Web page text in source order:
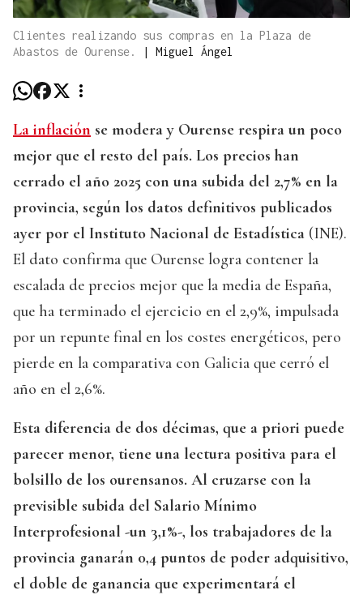
Clientes realizando sus compras en la Plaza de
Abastos de Ourense.
| Miguel Ángel
La inflación se modera y Ourense respira un poco
mejor que el resto del país. Los precios han
cerrado el año 2025 con una subida del 2,7% en la
provincia, según los datos definitivos publicados
ayer por el Instituto Nacional de Estadística (INE).
El dato confirma que Ourense logra contener la
escalada de precios mejor que la media de España,
que ha terminado el ejercicio en el 2,9%, impulsada
por un repunte final en los costes energéticos, pero
pierde en la comparativa con Galicia que cerró el
año en el 2,6%.
Esta diferencia de dos décimas, que a priori puede
parecer menor, tiene una lectura positiva para el
bolsillo de los ourensanos. Al cruzarse con la
previsible subida del Salario Mínimo
Interprofesional -un 3,1%-, los trabajadores de la
provincia ganarán 0,4 puntos de poder adquisitivo,
el doble de ganancia que experimentará el